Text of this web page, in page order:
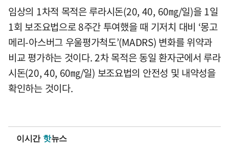
임상의 1차적 목적은 루라시돈(20, 40, 60㎎/일)을 1일
1회 보조요법으로 8주간 투여했을 때 기저치 대비 ‘몽고
메리-아스버그 우울평가척도’(MADRS) 변화를 위약과
비교 평가하는 것이다. 2차 목적은 동일 환자군에서 루라
시돈(20, 40, 60㎎/일) 보조요법의 안전성 및 내약성을
확인하는 것이다.
이시간 핫뉴스